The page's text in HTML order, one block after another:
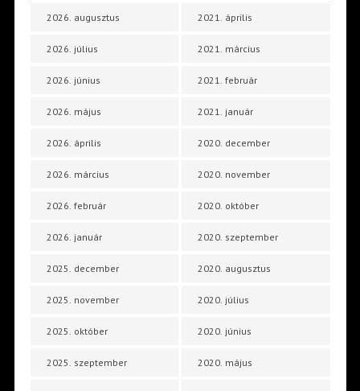
2026. augusztus
2026. július
2026. június
2026. május
2026. április
2026. március
2026. február
2026. január
2025. december
2025. november
2025. október
2025. szeptember
2021. április
2021. március
2021. február
2021. január
2020. december
2020. november
2020. október
2020. szeptember
2020. augusztus
2020. július
2020. június
2020. május